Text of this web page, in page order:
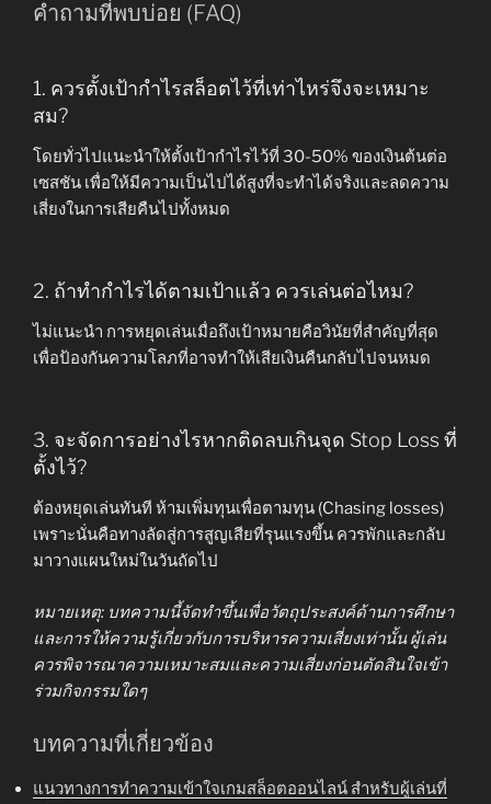
คำถามที่พบบ่อย (FAQ)
1. ควรตั้งเป้ากำไรสล็อตไว้ที่เท่าไหร่จึงจะเหมาะ
สม?
โดยทั่วไปแนะนำให้ตั้งเป้ากำไรไว้ที่ 30-50% ของเงินต้นต่อ
เซสชัน เพื่อให้มีความเป็นไปได้สูงที่จะทำได้จริงและลดความ
เสี่ยงในการเสียคืนไปทั้งหมด
2. ถ้าทำกำไรได้ตามเป้าแล้ว ควรเล่นต่อไหม?
ไม่แนะนำ การหยุดเล่นเมื่อถึงเป้าหมายคือวินัยที่สำคัญที่สุด
เพื่อป้องกันความโลภที่อาจทำให้เสียเงินคืนกลับไปจนหมด
3. จะจัดการอย่างไรหากติดลบเกินจุด Stop Loss ที่
ตั้งไว้?
ต้องหยุดเล่นทันที ห้ามเพิ่มทุนเพื่อตามทุน (Chasing losses)
เพราะนั่นคือทางลัดสู่การสูญเสียที่รุนแรงขึ้น ควรพักและกลับ
มาวางแผนใหม่ในวันถัดไป
หมายเหตุ: บทความนี้จัดทำขึ้นเพื่อวัตถุประสงค์ด้านการศึกษา
และการให้ความรู้เกี่ยวกับการบริหารความเสี่ยงเท่านั้น ผู้เล่น
ควรพิจารณาความเหมาะสมและความเสี่ยงก่อนตัดสินใจเข้า
ร่วมกิจกรรมใดๆ
บทความที่เกี่ยวข้อง
แนวทางการทำความเข้าใจเกมสล็อตออนไลน์ สำหรับผู้เล่นที่